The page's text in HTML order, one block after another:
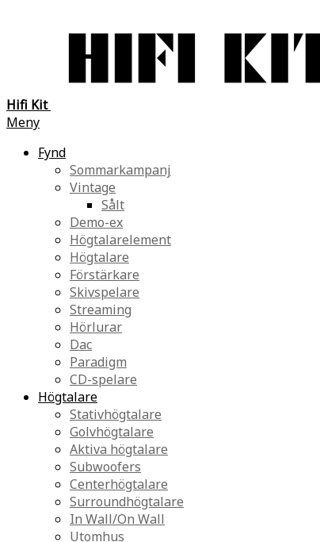
Hifi Kit
Meny
Fynd
Sommarkampanj
Vintage
Sålt
Demo-ex
Högtalarelement
Högtalare
Förstärkare
Skivspelare
Streaming
Hörlurar
Dac
Paradigm
CD-spelare
Högtalare
Stativhögtalare
Golvhögtalare
Aktiva högtalare
Subwoofers
Centerhögtalare
Surroundhögtalare
In Wall/On Wall
Utomhus